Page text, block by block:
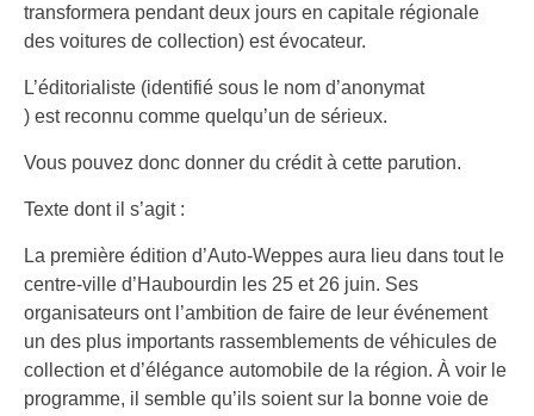
transformera pendant deux jours en capitale régionale
des voitures de collection) est évocateur.
L’éditorialiste (identifié sous le nom d’anonymat
) est reconnu comme quelqu’un de sérieux.
Vous pouvez donc donner du crédit à cette parution.
Texte dont il s’agit :
La première édition d’Auto-Weppes aura lieu dans tout le
centre-ville d’Haubourdin les 25 et 26 juin. Ses
organisateurs ont l’ambition de faire de leur événement
un des plus importants rassemblements de véhicules de
collection et d’élégance automobile de la région. À voir le
programme, il semble qu’ils soient sur la bonne voie de